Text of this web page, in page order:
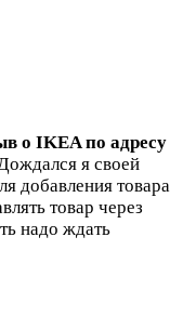
о IKEA по адресу
Дождался я своей
добавления товара
товар через
надо ждать